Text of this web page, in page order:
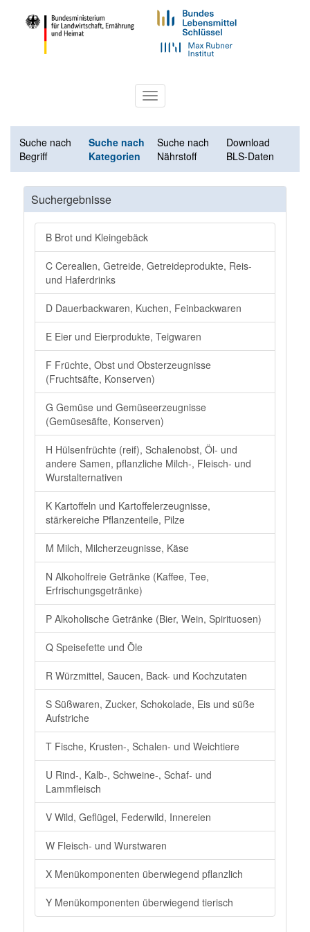
Toggle
navigation
Suche nach
Begriff
Suche nach
Kategorien
Suche nach
Nährstoff
Download
BLS-Daten
Suchergebnisse
B Brot und Kleingebäck
C Cerealien, Getreide, Getreideprodukte, Reis-
und Haferdrinks
D Dauerbackwaren, Kuchen, Feinbackwaren
E Eier und Eierprodukte, Teigwaren
F Früchte, Obst und Obsterzeugnisse
(Fruchtsäfte, Konserven)
G Gemüse und Gemüseerzeugnisse
(Gemüsesäfte, Konserven)
H Hülsenfrüchte (reif), Schalenobst, Öl- und
andere Samen, pflanzliche Milch-, Fleisch- und
Wurstalternativen
K Kartoffeln und Kartoffelerzeugnisse,
stärkereiche Pflanzenteile, Pilze
M Milch, Milcherzeugnisse, Käse
N Alkoholfreie Getränke (Kaffee, Tee,
Erfrischungsgetränke)
P Alkoholische Getränke (Bier, Wein, Spirituosen)
Q Speisefette und Öle
R Würzmittel, Saucen, Back- und Kochzutaten
S Süßwaren, Zucker, Schokolade, Eis und süße
Aufstriche
T Fische, Krusten-, Schalen- und Weichtiere
U Rind-, Kalb-, Schweine-, Schaf- und
Lammfleisch
V Wild, Geflügel, Federwild, Innereien
W Fleisch- und Wurstwaren
X Menükomponenten überwiegend pflanzlich
Y Menükomponenten überwiegend tierisch